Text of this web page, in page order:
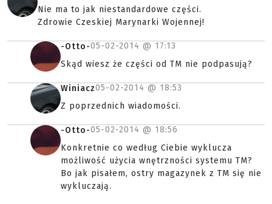
Nie ma to jak niestandardowe części.
Zdrowie Czeskiej Marynarki Wojennej!
-Otto-05-02-2014 @ 17:13
Skąd wiesz że części od TM nie podpasują?
Winiacz05-02-2014 @ 18:53
Z poprzednich wiadomości.
-Otto-05-02-2014 @ 18:56
Konkretnie co według Ciebie wyklucza
możliwość użycia wnętrzności systemu TM?
Bo jak pisałem, ostry magazynek z TM się nie
wykluczają.